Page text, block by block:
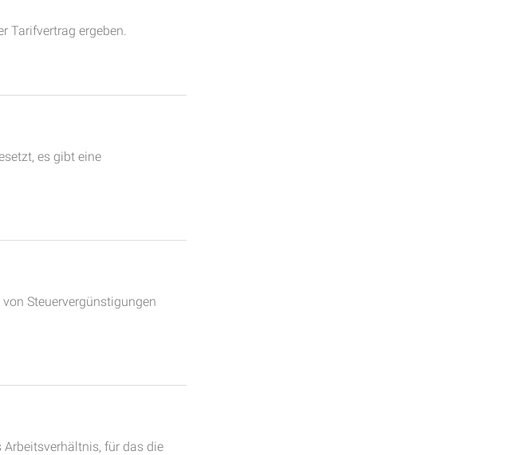
Tarifvertrag ergeben.
es gibt eine
Steuervergünstigungen
für das die